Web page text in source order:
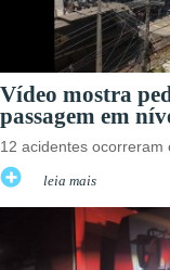
Vídeo mostra
passagem em
12 acidentes ocorreram
leia mais